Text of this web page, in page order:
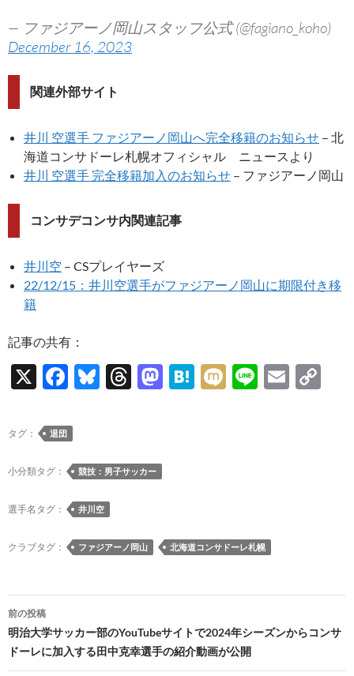
— ファジアーノ岡山スタッフ公式 (@fagiano_koho)
December 16, 2023
関連外部サイト
井川 空選手 ファジアーノ岡山へ完全移籍のお知らせ – 北
海道コンサドーレ札幌オフィシャル ニュースより
井川 空選手 完全移籍加入のお知らせ – ファジアーノ岡山
コンサデコンサ内関連記事
井川空 – CSプレイヤーズ
22/12/15：井川空選手がファジアーノ岡山に期限付き移
籍
記事の共有：
X
F
e
b
o
o
k
Bl
y
T
ds
M H
M Li
E
タグ： 退団
小分類タグ： 競技：男子サッカー
選手名タグ： 井川空
クラブタグ： ファジアーノ岡山 北海道コンサドーレ札幌
投
稿
ナ
前の投稿
明治大学サッカー部のYouTubeサイトで2024年シーズンからコンサ
ドーレに加入する田中克幸選手の紹介動画が公開